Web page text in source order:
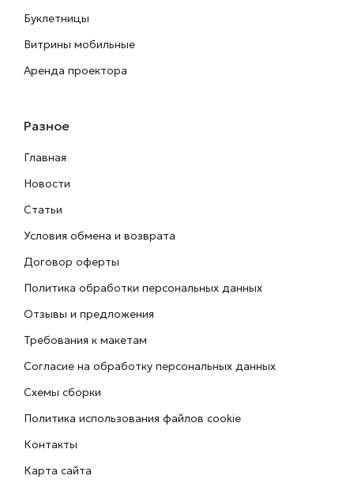
4
5
Буклетницы
Витрины мобильные
Аренда проектора
Разное
Главная
Новости
Статьи
Условия обмена и возврата
Договор оферты
Политика обработки персональных данных
Отзывы и предложения
Требования к макетам
Согласие на обработку персональных данных
Схемы сборки
Политика использования файлов cookie
Контакты
Карта сайта